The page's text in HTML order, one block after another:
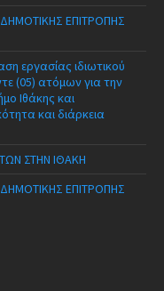
ΕΠΙΤΡΟΠΗΣ
εργασίας ιδιωτικού
(05) ατόμων για την
Ιθάκης και
και διάρκεια
ΣΤΗΝ ΙΘΑΚΗ
ΕΠΙΤΡΟΠΗΣ